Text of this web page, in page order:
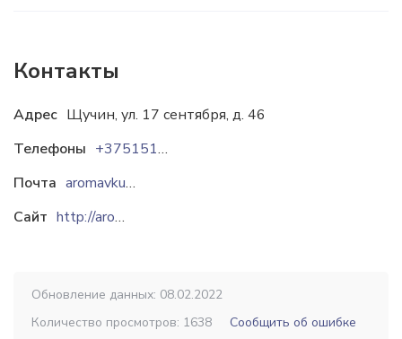
Контакты
Адрес Щучин, ул. 17 сентября, д. 46
Телефоны
+375151473049
Почта
aromavkus2004@gmail.com
Сайт
http://aromavkus.com
Обновление данных: 08.02.2022
Количество просмотров: 1638
Сообщить об ошибке